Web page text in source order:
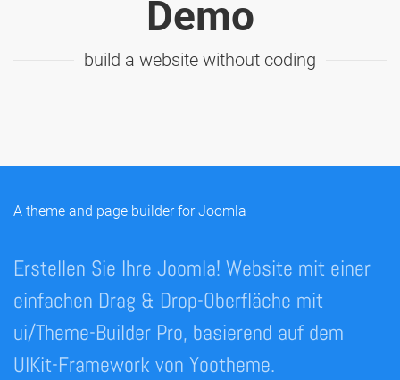
Demo
build a website without coding
A theme and page builder for Joomla
Erstellen Sie Ihre Joomla! Website mit einer
einfachen Drag & Drop-Oberfläche mit
ui/Theme-Builder Pro, basierend auf dem
UIKit-Framework von Yootheme.